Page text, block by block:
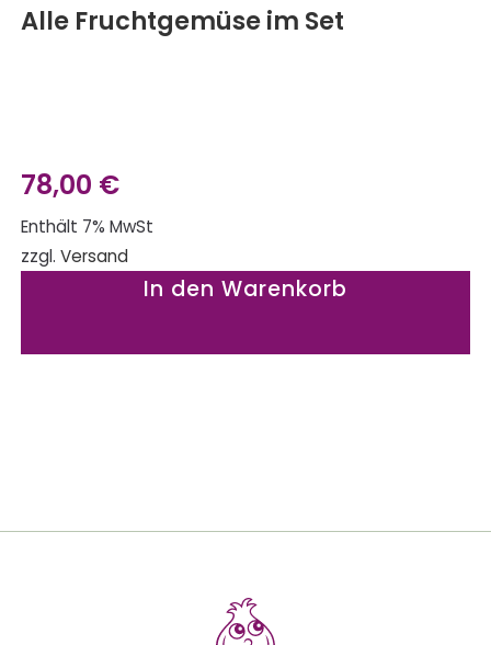
Alle Fruchtgemüse im Set
78,00 €
Enthält 7% MwSt
zzgl. Versand
In den Warenkorb